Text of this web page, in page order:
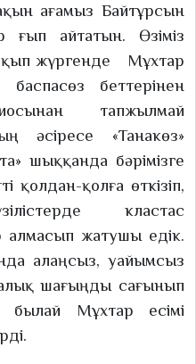
ағамыз Байтұрсын
ғып айтатын. Өзіміз
жүргенде
Мұхтар
беттерінен
тапжылмай
әсіресе «Танакөз»
шыққанда бәрімізге
қолдан-қолға өткізіп,
кластас
алмасып жатушы едік.
алаңсыз, уайымсыз
шағыңды сағынып
былай Мұхтар есімі